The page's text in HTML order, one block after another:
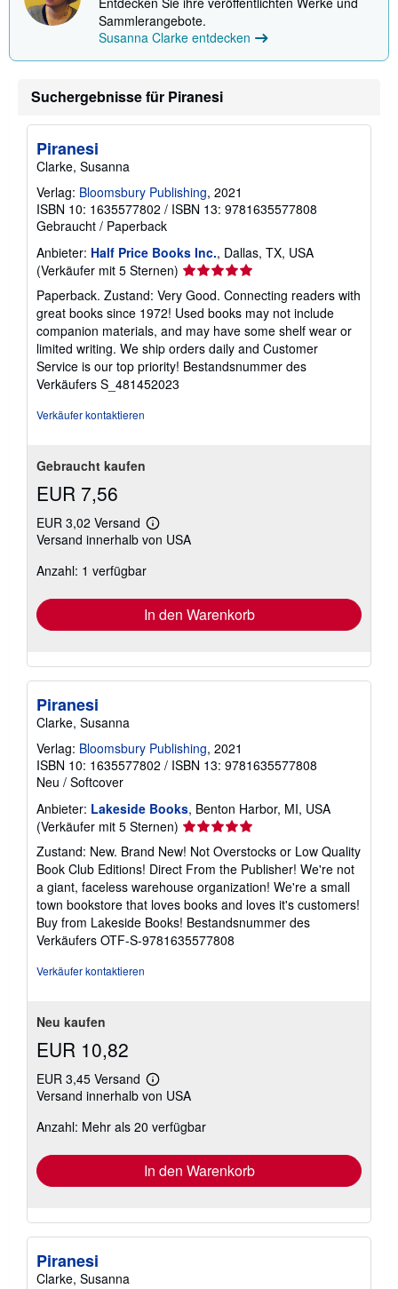
Sammlerangebote.
Susanna Clarke entdecken
Suchergebnisse für Piranesi
Piranesi
Clarke, Susanna
Verlag: Bloomsbury Publishing, 2021
ISBN 10: 1635577802 / ISBN 13: 9781635577808
Gebraucht / Paperback
Anbieter: Half Price Books Inc., Dallas, TX, USA
(Verkäufer mit 5 Sternen) Verkäuferbewertung
5
von
5
Sternen
Paperback. Zustand: Very Good. Connecting readers with
great books since 1972! Used books may not include
companion materials, and may have some shelf wear or
limited writing. We ship orders daily and Customer
Service is our top priority! Bestandsnummer des
Verkäufers S_481452023
Verkäufer kontaktieren
Gebraucht kaufen
EUR 7,56
EUR 3,02 Versand
Weitere
Informationen
Versand innerhalb von USA
Anzahl: 1 verfügbar
In den Warenkorb
Piranesi
Clarke, Susanna
Verlag: Bloomsbury Publishing, 2021
ISBN 10: 1635577802 / ISBN 13: 9781635577808
Neu / Softcover
Anbieter: Lakeside Books, Benton Harbor, MI, USA
(Verkäufer mit 5 Sternen) Verkäuferbewertung
5
von
5
Sternen
Zustand: New. Brand New! Not Overstocks or Low Quality
Book Club Editions! Direct From the Publisher! We're not
a giant, faceless warehouse organization! We're a small
town bookstore that loves books and loves it's customers!
Buy from Lakeside Books! Bestandsnummer des
Verkäufers OTF-S-9781635577808
Verkäufer kontaktieren
Neu kaufen
EUR 10,82
EUR 3,45 Versand
Weitere
Informationen
Versandkosten
Versand innerhalb von USA
Anzahl: Mehr als 20 verfügbar
In den Warenkorb
Piranesi
Clarke, Susanna